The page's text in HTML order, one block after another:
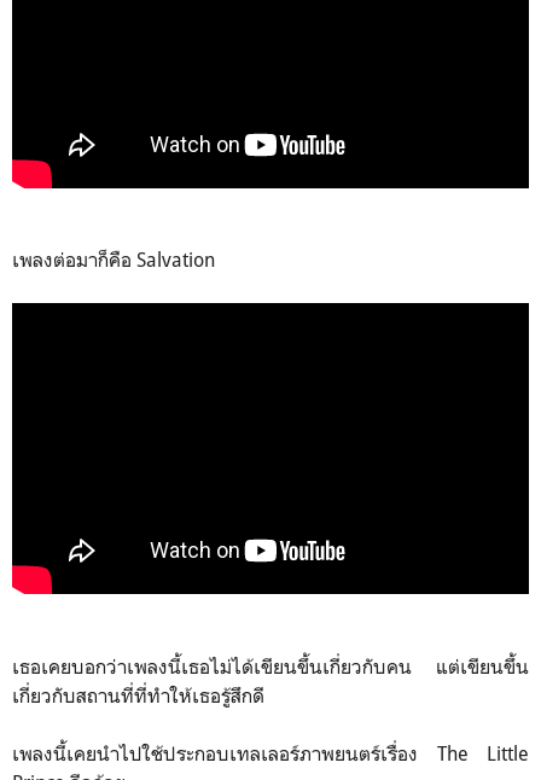
เพลงต่อมาก็คือ Salvation
เธอเคยบอกว่าเพลงนี้เธอไม่ได้เขียนขึ้นเกี่ยวกับคน แต่เขียนขึ้น
เกี่ยวกับสถานที่ที่ทำให้เธอรู้สึกดี
เพลงนี้เคยนำไปใช้ประกอบเทลเลอร์ภาพยนตร์เรื่อง The Little